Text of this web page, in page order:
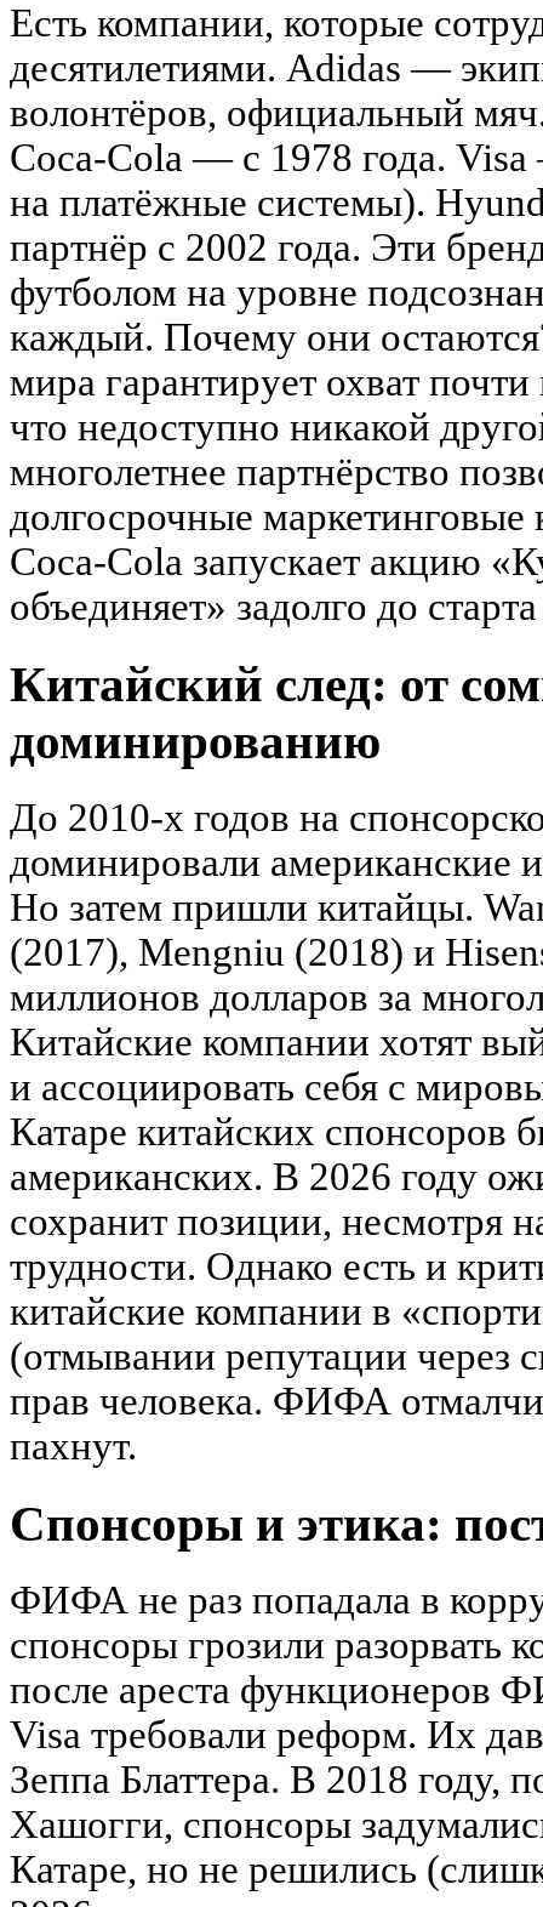
Есть компании, которые
десятилетиями. Adidas —
волонтёров, официальный
Coca-Cola — с 1978 года.
на платёжные системы).
партнёр с 2002 года. Эти
футболом на уровне
каждый. Почему они
мира гарантирует охват
что недоступно никакой
многолетнее партнёрство
долгосрочные
Coca-Cola запускает акцию
объединяет» задолго до
Китайский след: от
доминированию
До 2010-х годов на
доминировали американские
Но затем пришли китайцы.
(2017), Mengniu (2018) и
миллионов долларов за
Китайские компании хотят
и ассоциировать себя с
Катаре китайских спонсоров
американских. В 2026 году
сохранит позиции, несмотря
трудности. Однако есть и
китайские компании в
(отмывании репутации через
прав человека. ФИФА
пахнут.
Спонсоры и этика:
ФИФА не раз попадала в
спонсоры грозили разорвать
после ареста функционеров
Visa требовали реформ. Их
Зеппа Блаттера. В 2018 году,
Хашогги, спонсоры
Катаре, но не решились